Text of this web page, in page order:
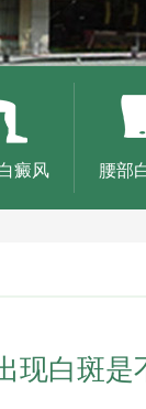
癜风 腰部
现白斑是